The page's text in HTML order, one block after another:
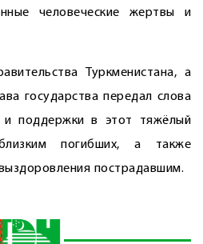
человеческие жертвы и
Туркменистана, а
государства передал слова
и поддержки в этот тяжёлый
погибших, а также
пострадавшим.